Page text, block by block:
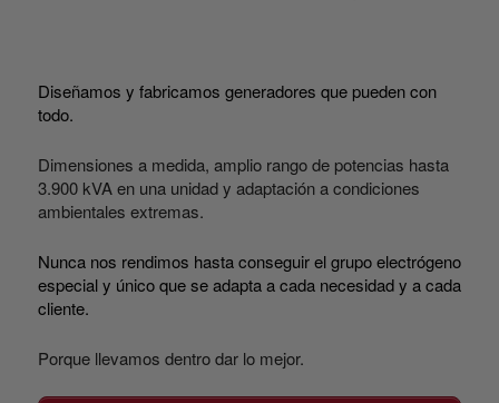
Diseñamos y fabricamos generadores que pueden con
todo.
Dimensiones a medida, amplio rango de potencias hasta
3.900 kVA en una unidad y adaptación a condiciones
ambientales extremas.
Nunca nos rendimos hasta conseguir el grupo electrógeno
especial y único que se adapta a cada necesidad y a cada
cliente.
Porque llevamos dentro dar lo mejor.